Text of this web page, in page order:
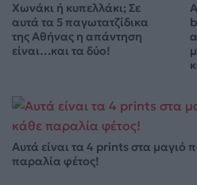
Χωνάκι ή κυπελλάκι; Σε
αυτά τα 5 παγωτατζίδικα
της Αθήνας η απάντηση
είναι…και τα δύο!
Αυτά είναι τα 4 prints στα μαγιό
παραλία φέτος!